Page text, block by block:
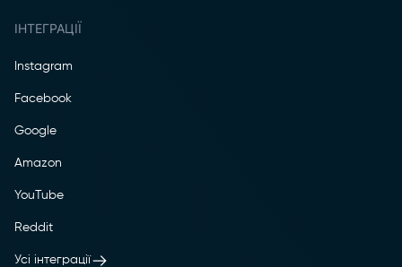
ІНТЕГРАЦІЇ
Instagram
Facebook
Google
Amazon
YouTube
Reddit
Усі інтеграції